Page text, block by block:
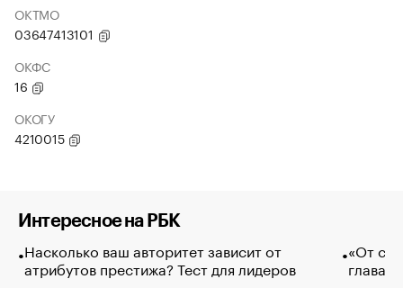
ОКТМО
03647413101
ОКФС
16
ОКОГУ
4210015
Интересное на РБК
Насколько ваш авторитет зависит от
атрибутов престижа? Тест для лидеров
«От
глава